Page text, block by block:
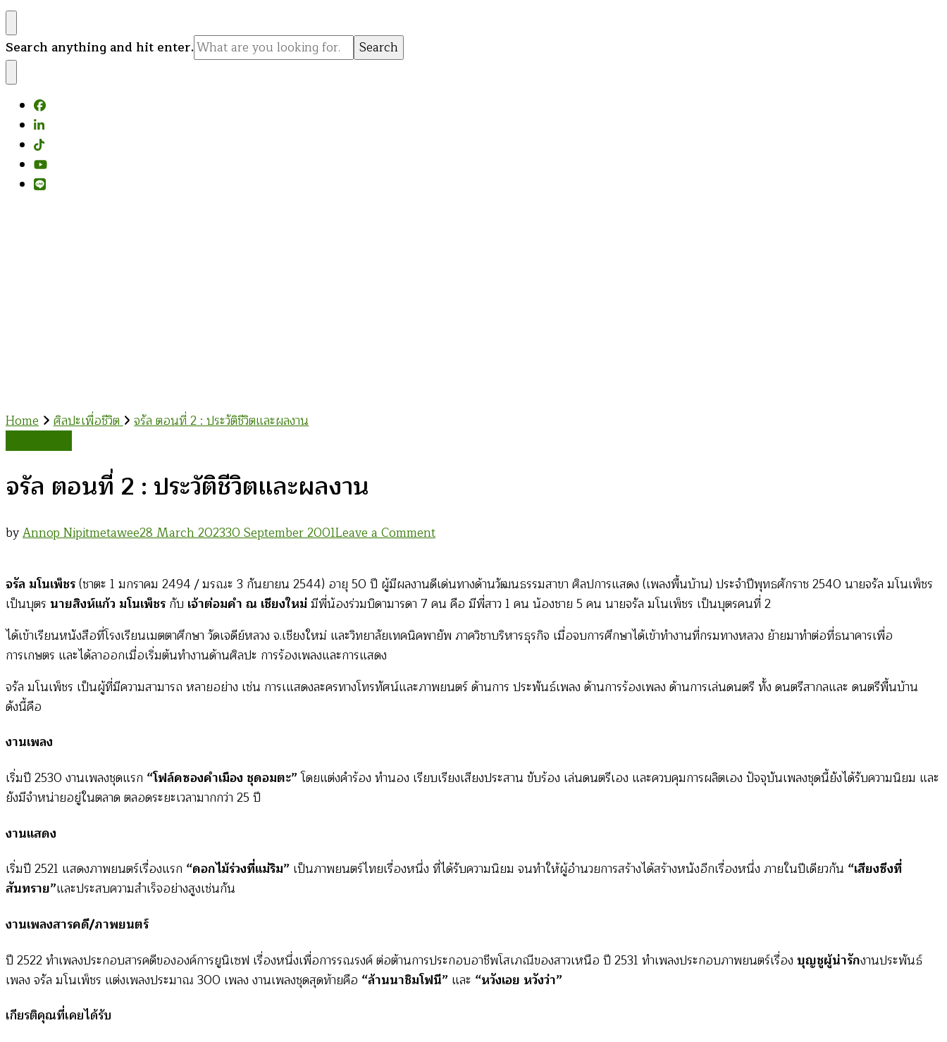
Looking
for
Something?
Search anything and hit enter.
Home ศิลปะเพื่อชีวิต จรัล ตอนที่ 2 : ประวัติชีวิตและผลงาน
จรัล ตอนที่ 2 : ประวัติชีวิตและผลงาน
byAnnop Nipitmetawee28 March 202330 September 2001Leave a Commenton
ที่
2
:
และ
จรัล มโนเพ็ชร(ชาตะ 1 มกราคม 2494 / มรณะ 3 กันยายน 2544) อายุ 50 ปี ผู้มีผลงานดีเด่นทางด้านวัฒนธรรมสาขา ศิลปการแสดง (เพลงพื้นบ้าน) ประจำปีพุทธศักราช 2540 นายจรัล มโนเพ็ชร
เป็นบุตร นายสิงห์แก้ว มโนเพ็ชร กับ เจ้าต่อมคำ ณ เชียงใหม่มีพี่น้องร่วมบิดามารดา 7 คน คือ มีพี่สาว 1 คน น้องชาย 5 คน นายจรัล มโนเพ็ชร เป็นบุตรคนที่ 2
ได้เข้าเรียนหนังสือที่โรงเรียนเมตตาศึกษา วัดเจดีย์หลวง จ.เชียงใหม่ และวิทยาลัยเทคนิคพายัพ ภาควิชาบริหารธุรกิจ เมื่อจบการศึกษาได้เข้าทำงานที่กรมทางหลวง ย้ายมาทำต่อที่ธนาคารเพื่อ
การเกษตร และได้ลาออกเมื่อเริ่มต้นทำงานด้านศิลปะ การร้องเพลงและการแสดง
จรัล มโนเพ็ชร เป็นผู้ที่มีความสามารถ หลายอย่าง เช่น การเแสดงละครทางโทรทัศน์และภาพยนตร์ ด้านการ ประพันธ์เพลง ด้านการร้องเพลง ด้านการเล่นดนตรี ทั้ง ดนตรีสากลและ ดนตรีพื้นบ้าน
ดังนี้คือ
งานเพลง
เริ่มปี 2530 งานเพลงชุดแรก “โฟล์คซองคำเมือง ชุดอมตะ”โดยแต่งคำร้อง ทำนอง เรียบเรียงเสียงประสาน ขับร้อง เล่นดนตรีเอง และควบคุมการผลิตเอง ปัจจุบันเพลงชุดนี้ยังได้รับความนิยม และ
ยังมีจำหน่ายอยู่ในตลาด ตลอดระยะเวลามากกว่า 25 ปี
งานแสดง
เริ่มปี 2521 แสดงภาพยนตร์เรื่องแรก “ดอกไม้ร่วงที่แม่ริม” เป็นภาพยนตร์ไทยเรื่องหนึ่ง ที่ได้รับความนิยม จนทำให้ผู้อำนวยการสร้างได้สร้างหนังอีกเรื่องหนึ่ง ภายในปีเดียวกัน “เสียงซึงที่
สันทราย”และประสบความสำเร็จอย่างสูงเช่นกัน
งานเพลงสารคดี/ภาพยนตร์
ปี 2522 ทำเพลงประกอบสารคดีขององค์การยูนิเซฟ เรื่องหนึ่งเพื่อการรณรงค์ ต่อต้านการประกอบอาชีพโสเภณีของสาวเหนือ ปี 2531 ทำเพลงประกอบภาพยนตร์เรื่อง บุญชูผู้น่ารักงานประพันธ์
เพลง จรัล มโนเพ็ชร แต่งเพลงประมาณ 300 เพลง งานเพลงชุดสุดท้ายคือ “ล้านนาชิมโฟนี” และ “หวังเอย หวังว่า”
เกียรติคุณที่เคยได้รับ